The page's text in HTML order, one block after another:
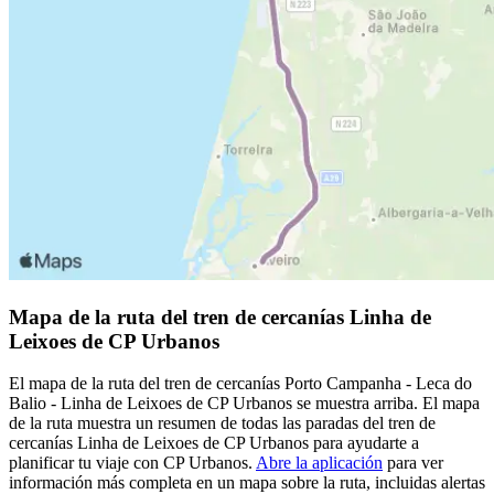
Mapa de la ruta del tren de cercanías Linha de
Leixoes de CP Urbanos
El mapa de la ruta del tren de cercanías Porto Campanha - Leca do
Balio - Linha de Leixoes de CP Urbanos se muestra arriba. El mapa
de la ruta muestra un resumen de todas las paradas del tren de
cercanías Linha de Leixoes de CP Urbanos para ayudarte a
planificar tu viaje con CP Urbanos. Abre la aplicación para ver
información más completa en un mapa sobre la ruta, incluidas alertas